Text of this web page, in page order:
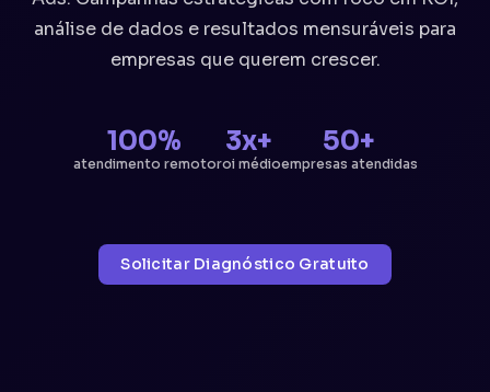
análise de dados e resultados mensuráveis para
empresas que querem crescer.
100%
atendimento remoto
3x+
roi médio
50+
empresas atendidas
Solicitar Diagnóstico Gratuito